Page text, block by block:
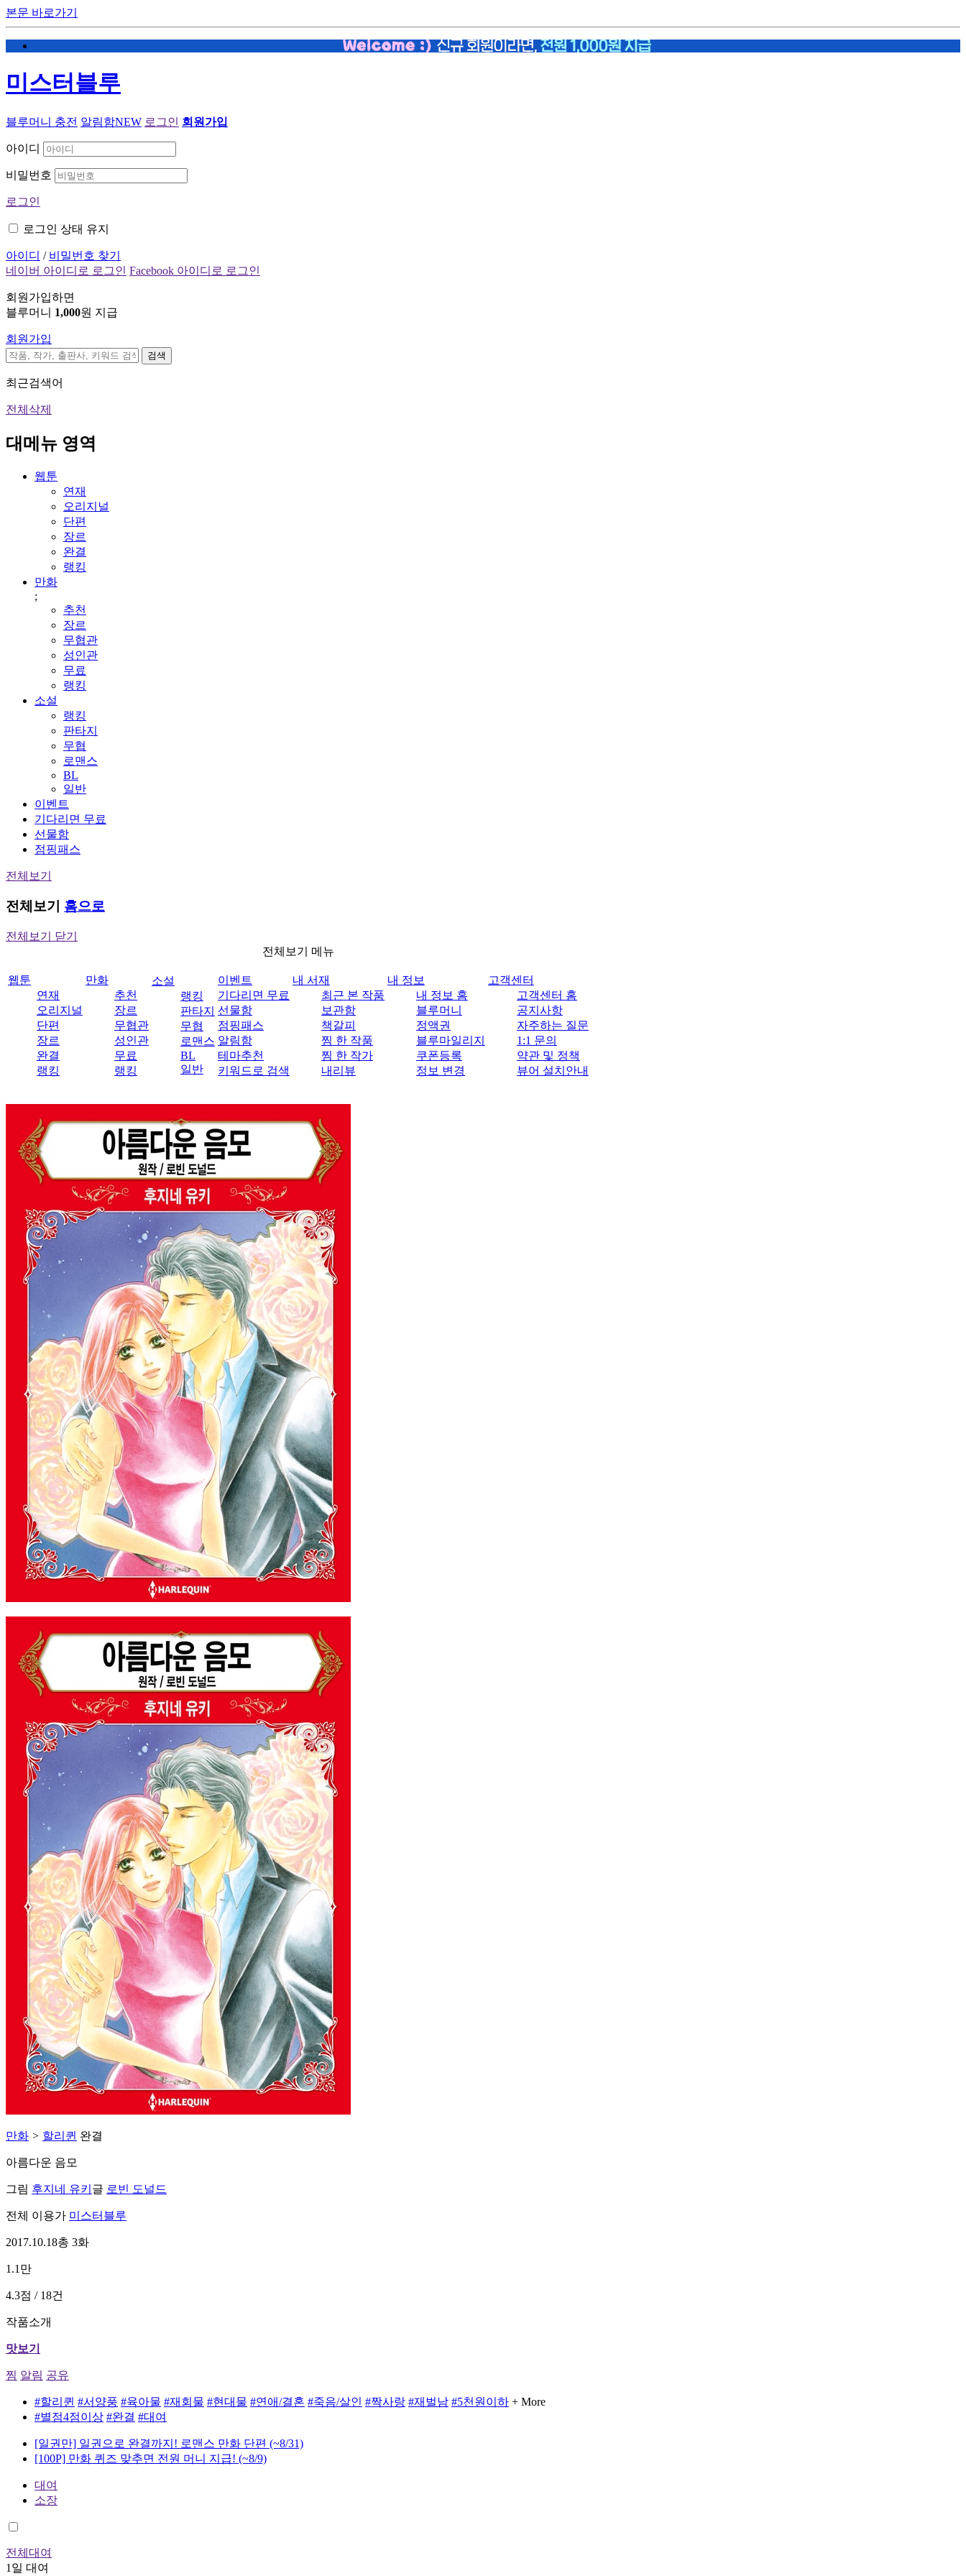
본문 바로가기
미스터블루
블루머니 충전 알림함NEW 로그인 회원가입
아이디
비밀번호
로그인
로그인 상태 유지
아이디 / 비밀번호 찾기
네이버 아이디로 로그인 Facebook 아이디로 로그인
회원가입하면
블루머니 1,000원 지급
회원가입
검색
최근검색어
전체삭제
대메뉴 영역
웹툰
연재
오리지널
단편
장르
완결
랭킹
만화
;
추천
장르
무협관
성인관
무료
랭킹
소설
랭킹
판타지
무협
로맨스
BL
일반
이벤트
기다리면 무료
선물함
점핑패스
전체보기
전체보기 홈으로
전체보기 닫기
전체보기 메뉴
웹툰
연재
오리지널
단편
장르
완결
랭킹
만화
추천
장르
무협관
성인관
무료
랭킹
소설
랭킹
판타지
무협
로맨스
BL
일반
이벤트
기다리면 무료
선물함
점핑패스
알림함
테마추천
키워드로 검색
내 서재
최근 본 작품
보관함
책갈피
찜 한 작품
찜 한 작가
내리뷰
내 정보
내 정보 홈
블루머니
정액권
블루마일리지
쿠폰등록
정보 변경
고객센터
고객센터 홈
공지사항
자주하는 질문
1:1 문의
약관 및 정책
뷰어 설치안내
만화 > 할리퀸 완결
아름다운 음모
그림 후지네 유키 글 로빈 도널드
전체 이용가 미스터블루
2017.10.18총 3화
1.1만
4.3점 / 18건
작품소개
맛보기
찜 알림 공유
#할리퀸 #서양풍 #육아물 #재회물 #현대물 #연애/결혼 #죽음/살인 #짝사랑 #재벌남 #5천원이하 + More
#별점4점이상 #완결 #대여
[일권만] 일권으로 완결까지! 로맨스 만화 단편 (~8/31)
[100P] 만화 퀴즈 맞추면 전원 머니 지급! (~8/9)
대여
소장
전체대여
1일 대여